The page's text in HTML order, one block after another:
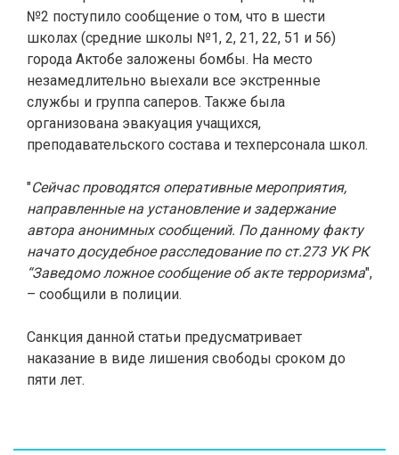
№2 поступило сообщение о том, что в шести
школах (средние школы №1, 2, 21, 22, 51 и 56)
города Актобе заложены бомбы. На место
незамедлительно выехали все экстренные
службы и группа саперов. Также была
организована эвакуация учащихся,
преподавательского состава и техперсонала школ.
"Сейчас проводятся оперативные мероприятия,
направленные на установление и задержание
автора анонимных сообщений. По данному факту
начато досудебное расследование по ст.273 УК РК
“Заведомо ложное сообщение об акте терроризма",
– сообщили в полиции.
Санкция данной статьи предусматривает
наказание в виде лишения свободы сроком до
пяти лет.